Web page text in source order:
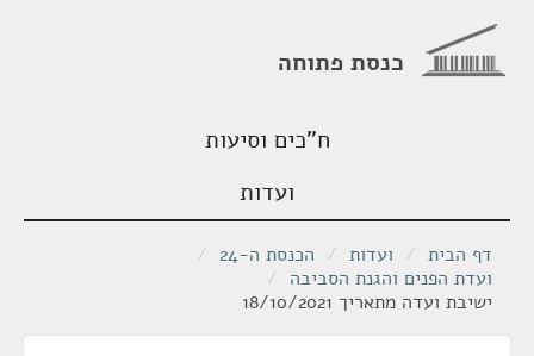
כנסת פתוחה
ח"כים וסיעות
ועדות
דף הבית / ועדות / הכנסת ה-24
/
ועדת הפנים והגנת הסביבה /
ישיבת ועדה מתאריך 18/10/2021